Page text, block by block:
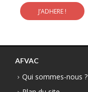
J’ADHERE !
AFVAC
Qui sommes-nous ?